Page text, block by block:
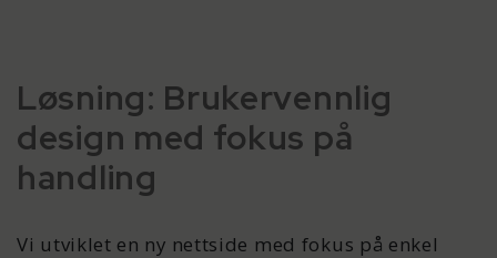
Løsning: Brukervennlig
design med fokus på
handling
Vi utviklet en ny nettside med fokus på enkel